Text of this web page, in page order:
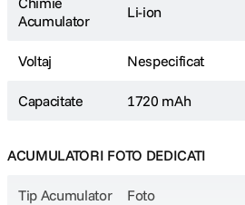
Acumulator
Li-ion
Voltaj Nespecificat
Capacitate 1720 mAh
ACUMULATORI FOTO DEDICATI
Tip Acumulator Foto